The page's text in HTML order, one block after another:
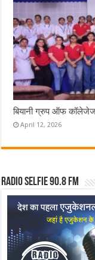
बियानी ग्रुप ऑफ कॉलेजेज
April 12, 2026
Radio Selfie 90.8 FM